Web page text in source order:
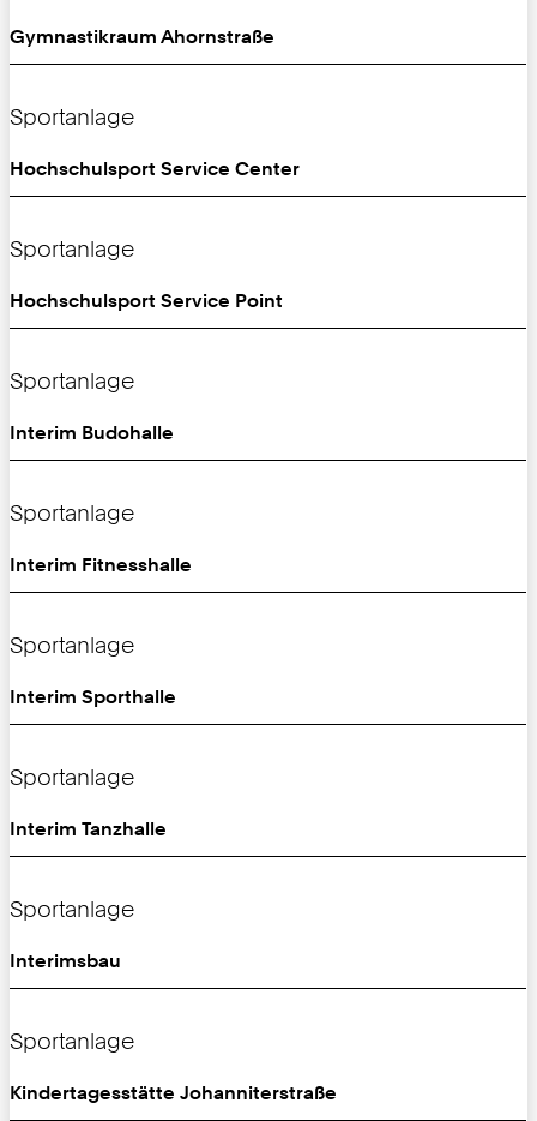
Gymnastikraum Ahornstraße
Sportanlage
Hochschulsport Service Center
Sportanlage
Hochschulsport Service Point
Sportanlage
Interim Budohalle
Sportanlage
Interim Fitnesshalle
Sportanlage
Interim Sporthalle
Sportanlage
Interim Tanzhalle
Sportanlage
Interimsbau
Sportanlage
Kindertagesstätte Johanniterstraße